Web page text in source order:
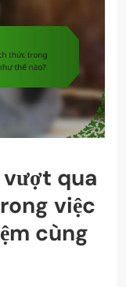
qua
việc
cùng